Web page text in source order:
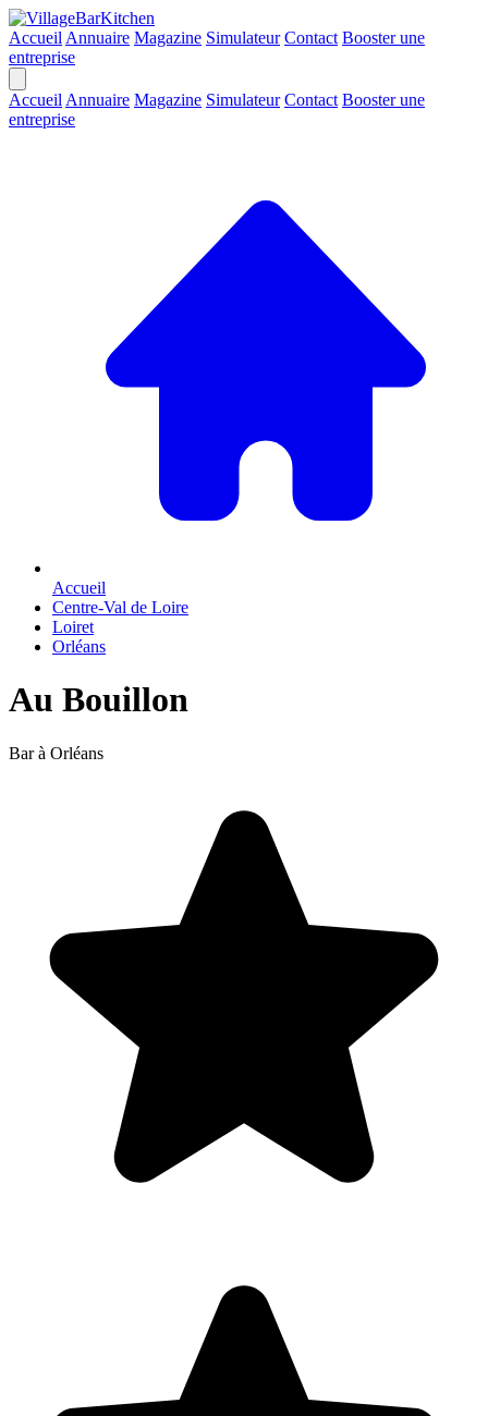
Accueil Annuaire Magazine Simulateur Contact Booster une
entreprise
Accueil Annuaire Magazine Simulateur Contact Booster une
entreprise
Accueil
Centre-Val de Loire
Loiret
Orléans
Au Bouillon
Bar à Orléans